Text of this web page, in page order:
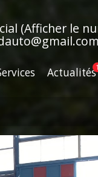
(Afficher le
Actualités